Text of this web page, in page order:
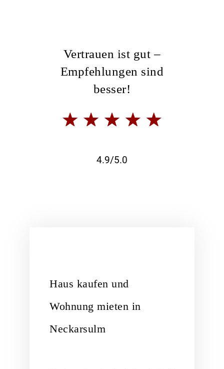
Vertrauen ist gut –
Empfehlungen sind
besser!
4.9/5.0
Haus kaufen und
Wohnung mieten in
Neckarsulm